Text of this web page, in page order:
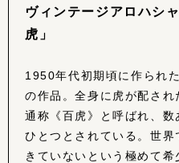
ヴィンテージアロハシ
虎」
1950年代初期頃に作られ
の作品。全身に虎が配さ
通称《百虎》と呼ばれ、
ひとつとされている。世
きていないという極めて希